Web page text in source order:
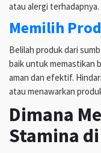
atau alergi terhadapnya.
Memilih
Belilah produk dari
baik untuk memastikan
aman dan efektif.
atau menawarkan
Dimana
Stamina